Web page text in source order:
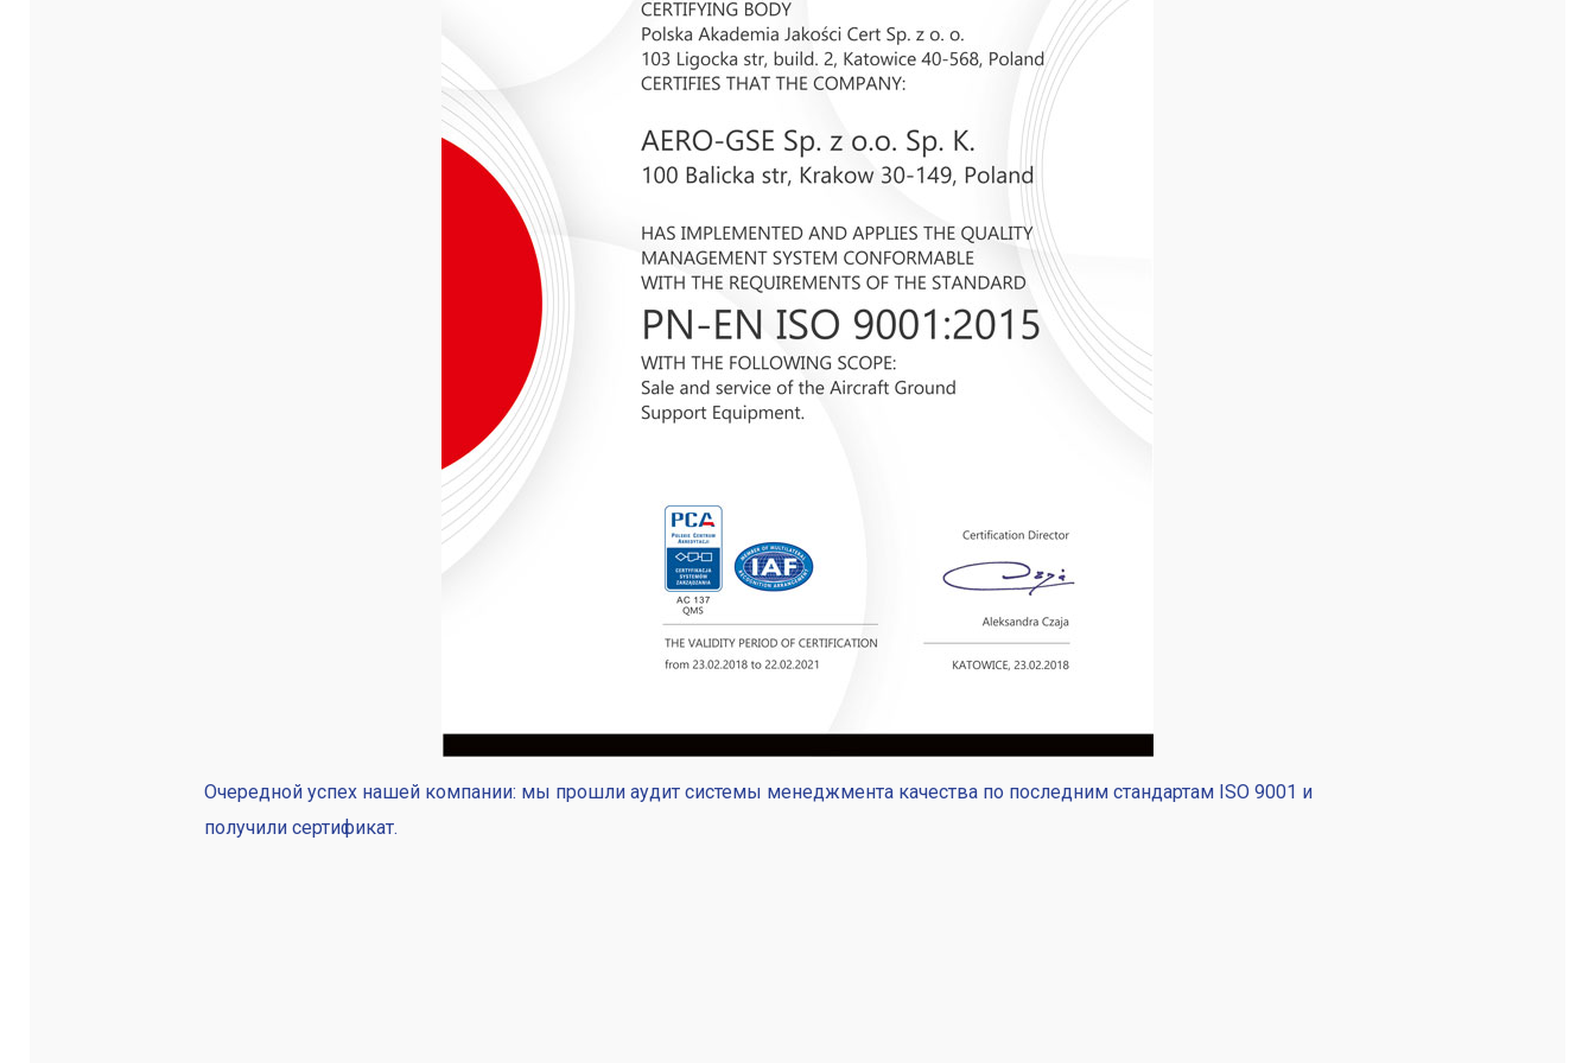
Очередной успех нашей компании: мы прошли аудит системы менеджмента качества по последним стандартам ISO 9001 и
получили сертификат.
Комментарии, заметки